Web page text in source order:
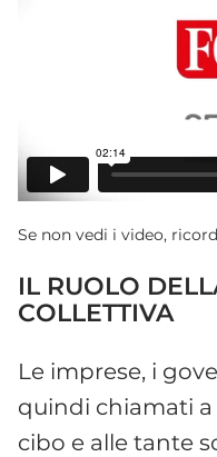
Se non vedi i video,
IL RUOLO
COLLETTIVA
Le imprese, i
quindi chiamati a
cibo e alle tante